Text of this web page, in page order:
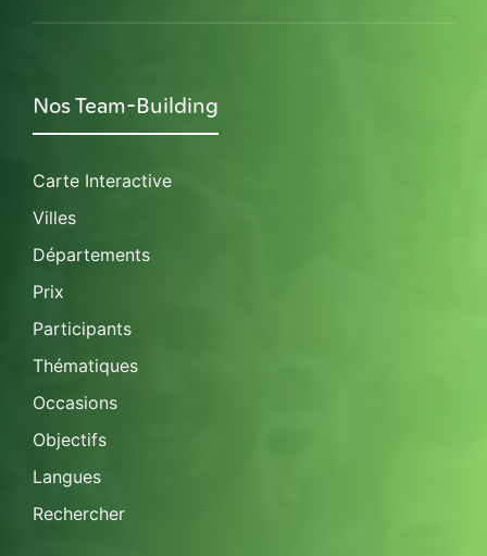
Nos Team-Building
Carte Interactive
Villes
Départements
Prix
Participants
Thématiques
Occasions
Objectifs
Langues
Rechercher